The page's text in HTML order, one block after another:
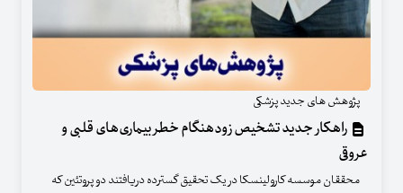
پژوهش های جدید پزشکی
راهکار جدید تشخیص زودهنگام خطر بیماری‌های قلبی و
عروقی
محققان موسسه کارولینسکا در یک تحقیق گسترده دریافتند دو پروتئین که